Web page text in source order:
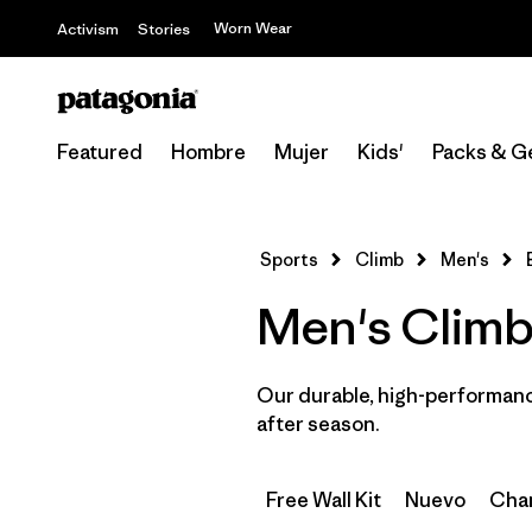
Activism Stories Worn Wear
Featured Hombre Mujer Kids' Packs &
Sports Climb Men's
Men's
Our durable, high-
after season.
Free Wall Kit Nuevo